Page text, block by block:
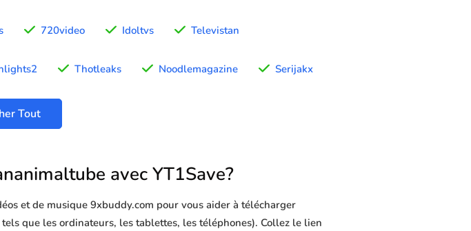
720video Idoltvs Televistan
Thotleaks Noodlemagazine Serijakx
Tout
avec YT1Save?
et de musique 9xbuddy.com pour vous aider à télécharger
que les ordinateurs, les tablettes, les téléphones). Collez le lien